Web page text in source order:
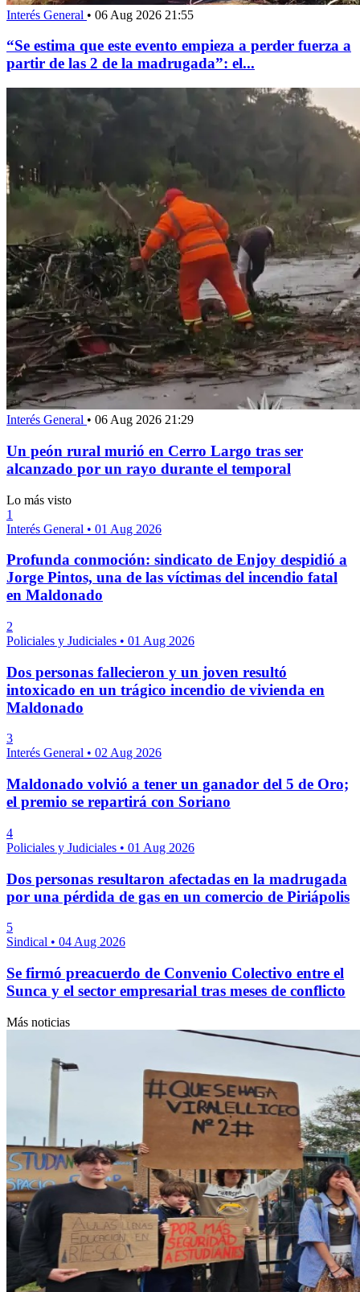
Interés General • 06 Aug 2026 21:55
“Se estima que este evento empieza a perder fuerza a
partir de las 2 de la madrugada”: el...
Interés General • 06 Aug 2026 21:29
Un peón rural murió en Cerro Largo tras ser
alcanzado por un rayo durante el temporal
Lo más visto
1
Interés General • 01 Aug 2026
Profunda conmoción: sindicato de Enjoy despidió a
Jorge Pintos, una de las víctimas del incendio fatal
en Maldonado
2
Policiales y Judiciales • 01 Aug 2026
Dos personas fallecieron y un joven resultó
intoxicado en un trágico incendio de vivienda en
Maldonado
3
Interés General • 02 Aug 2026
Maldonado volvió a tener un ganador del 5 de Oro;
el premio se repartirá con Soriano
4
Policiales y Judiciales • 01 Aug 2026
Dos personas resultaron afectadas en la madrugada
por una pérdida de gas en un comercio de Piriápolis
5
Sindical • 04 Aug 2026
Se firmó preacuerdo de Convenio Colectivo entre el
Sunca y el sector empresarial tras meses de conflicto
Más noticias